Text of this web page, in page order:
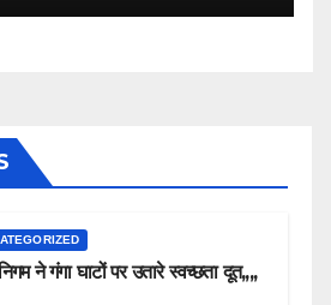
ने गंगा घाटों पर उतारे स्वच्छता दूत,,,,